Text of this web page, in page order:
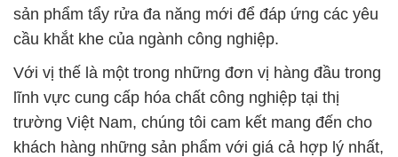
sản phẩm tẩy rửa đa năng mới để đáp ứng các yêu
cầu khắt khe của ngành công nghiệp.
Với vị thế là một trong những đơn vị hàng đầu trong
lĩnh vực cung cấp hóa chất công nghiệp tại thị
trường Việt Nam, chúng tôi cam kết mang đến cho
khách hàng những sản phẩm với giá cả hợp lý nhất,